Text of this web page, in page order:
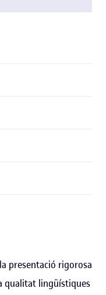
presentació rigorosa
qualitat lingüístiques